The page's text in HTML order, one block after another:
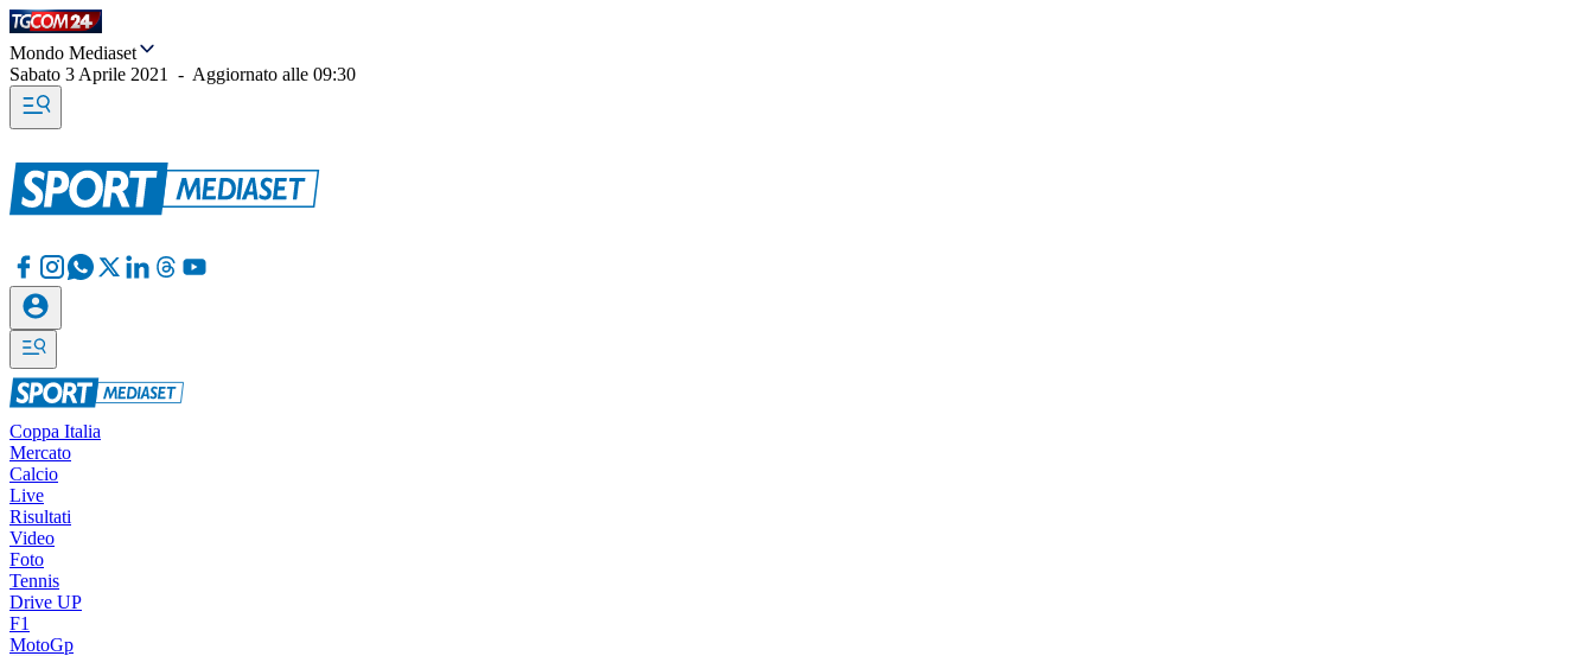
Mondo Mediaset
Sabato 3 Aprile 2021
- Aggiornato alle 09:30
Coppa Italia
Mercato
Calcio
Live
Risultati
Video
Foto
Tennis
Drive UP
F1
MotoGp